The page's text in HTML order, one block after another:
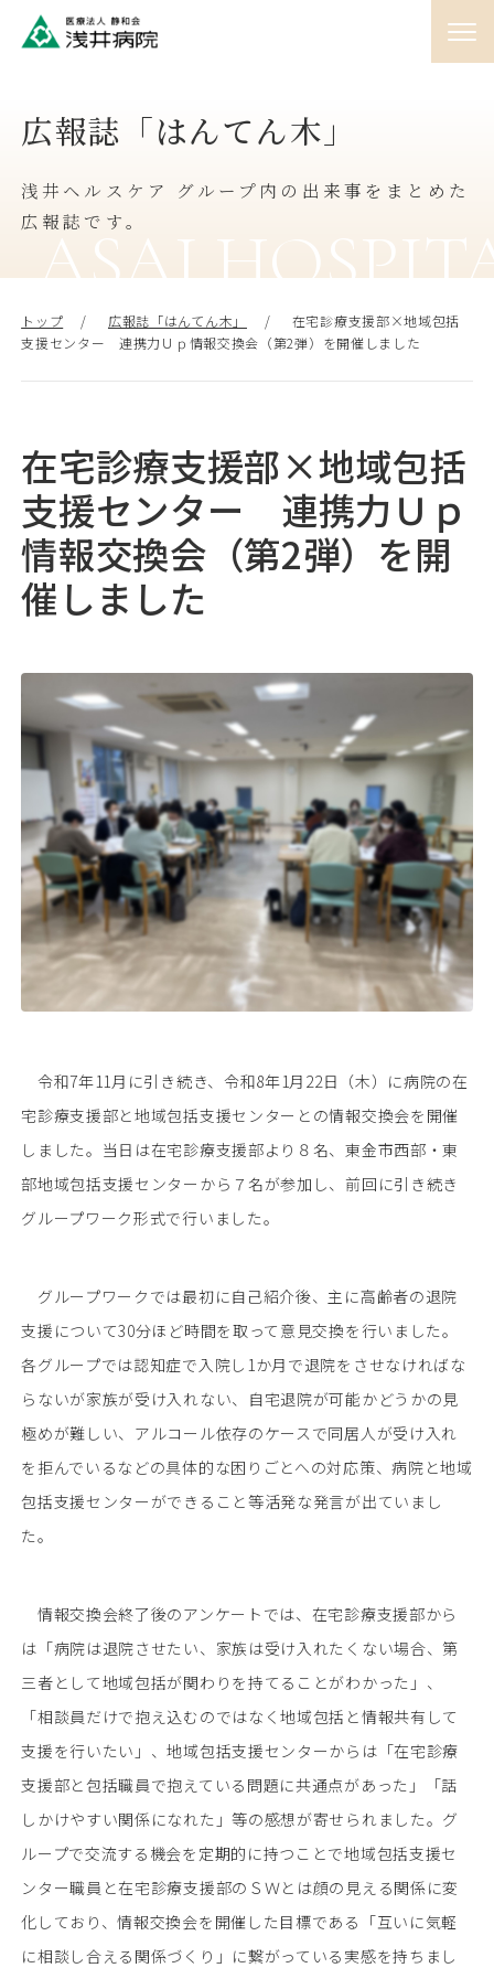
♯01 外来
♯02 入院
♯03 訪問
♯05 採用情報
♯06 浅井病院について
地域連携 お問い合わせ アクセス
広報誌「はんてん木」
浅井ヘルスケア グループ内の出来事をまとめた
広報誌です。
ASAI
トップ 広報誌「はんてん木」
在宅診療支援部×地域包括
支援センター 連携力Ｕｐ情報交換会（第2弾）を開催しました
在宅診療支援部×地域包括
支援センター 連携力Ｕｐ
情報交換会（第2弾）を開
催しました
令和7年11月に引き続き、令和8年1月22日（木）に病院の在
宅診療支援部と地域包括支援センターとの情報交換会を開催
しました。当日は在宅診療支援部より８名、東金市西部・東
部地域包括支援センターから７名が参加し、前回に引き続き
グループワーク形式で行いました。
グループワークでは最初に自己紹介後、主に高齢者の退院
支援について30分ほど時間を取って意見交換を行いました。
各グループでは認知症で入院し1か月で退院をさせなければな
らないが家族が受け入れない、自宅退院が可能かどうかの見
極めが難しい、アルコール依存のケースで同居人が受け入れ
を拒んでいるなどの具体的な困りごとへの対応策、病院と地域
包括支援センターができること等活発な発言が出ていまし
た。
情報交換会終了後のアンケートでは、在宅診療支援部から
は「病院は退院させたい、家族は受け入れたくない場合、第
三者として地域包括が関わりを持てることがわかった」、
「相談員だけで抱え込むのではなく地域包括と情報共有して
支援を行いたい」、地域包括支援センターからは「在宅診療
支援部と包括職員で抱えている問題に共通点があった」「話
しかけやすい関係になれた」等の感想が寄せられました。グ
ループで交流する機会を定期的に持つことで地域包括支援セ
ンター職員と在宅診療支援部のＳＷとは顔の見える関係に変
化しており、情報交換会を開催した目標である「互いに気軽
に相談し合える関係づくり」に繋がっている実感を持ちまし